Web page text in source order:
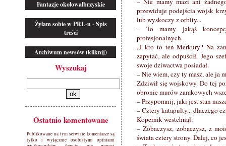
Fantazje okołowałbrzyskie
Żyłam sobie w PRL-u - Spis
treści
Archiwum newsów (kliknij)
Wyszukaj
Ostatnio komentowane
Publikowane na tym serwisie komentarze są
tylko i wyłącznie osobistymi opiniami
przewiduje podejścia wojsk
lub wyskoczy z orbity...
– To mamy jakąś
profesjonalnych.
„I kto to ten Merkury? Na
zapytać, ale odpuścił. Jego
swoje dziwactwa posiadał.
– Nie wiem, czy ty masz, ale ja
Zdziwił się wojskowy. Do tej
obronie murów zamkowych
– Przypomnij, jaki jest stan
– Cztery katapulty... dlaczego
Kopernik westchnął:
– Zobaczysz, zobaczysz, z
świata cztery strony. Dalej, co